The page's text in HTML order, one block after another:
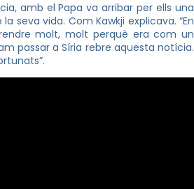
amb el Papa va arribar per ells una
la seva vida. ComKawkji explicava. “En
molt, molt perquè era com un
passar a Síria rebre aquesta notícia.